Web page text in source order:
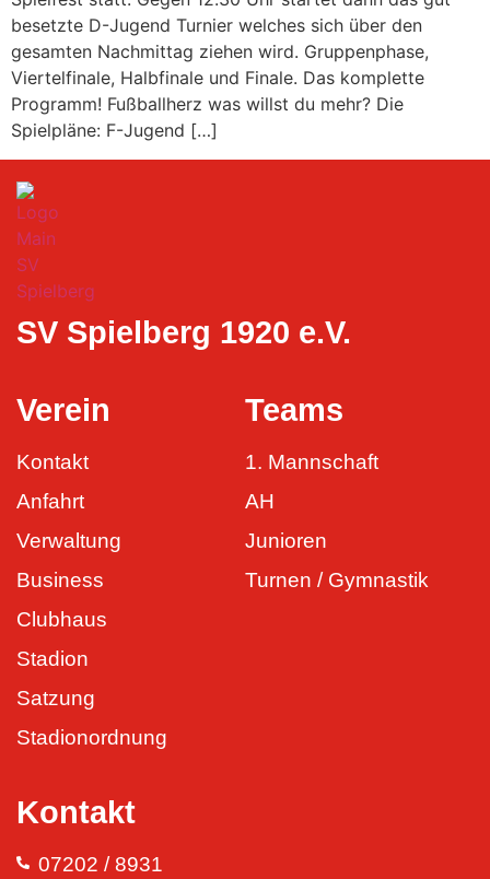
besetzte D-Jugend Turnier welches sich über den
gesamten Nachmittag ziehen wird. Gruppenphase,
Viertelfinale, Halbfinale und Finale. Das komplette
Programm! Fußballherz was willst du mehr? Die
Spielpläne: F-Jugend […]
SV Spielberg 1920 e.V.
Verein
Kontakt
Anfahrt
Verwaltung
Business
Clubhaus
Stadion
Satzung
Stadionordnung
Teams
1. Mannschaft
AH
Junioren
Turnen / Gymnastik
Kontakt
07202 / 8931